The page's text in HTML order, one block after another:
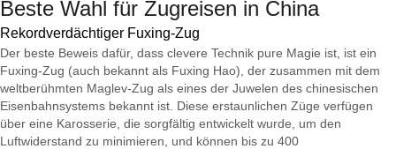
Beste Wahl für Zugreisen in China
Rekordverdächtiger Fuxing-Zug
Der beste Beweis dafür, dass clevere Technik pure Magie ist, ist ein
Fuxing-Zug (auch bekannt als Fuxing Hao), der zusammen mit dem
weltberühmten Maglev-Zug als eines der Juwelen des chinesischen
Eisenbahnsystems bekannt ist. Diese erstaunlichen Züge verfügen
über eine Karosserie, die sorgfältig entwickelt wurde, um den
Luftwiderstand zu minimieren, und können bis zu 400